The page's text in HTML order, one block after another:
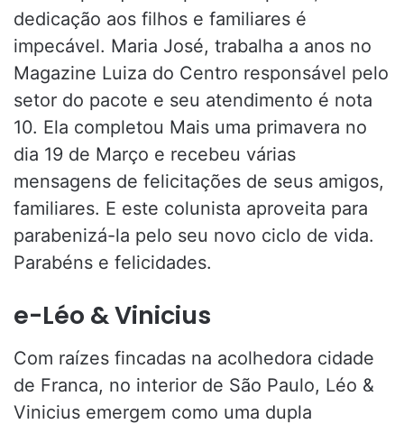
dedicação aos filhos e familiares é
impecável. Maria José, trabalha a anos no
Magazine Luiza do Centro responsável pelo
setor do pacote e seu atendimento é nota
10. Ela completou Mais uma primavera no
dia 19 de Março e recebeu várias
mensagens de felicitações de seus amigos,
familiares. E este colunista aproveita para
parabenizá-la pelo seu novo ciclo de vida.
Parabéns e felicidades.
e-Léo & Vinicius
Com raízes fincadas na acolhedora cidade
de Franca, no interior de São Paulo, Léo &
Vinicius emergem como uma dupla